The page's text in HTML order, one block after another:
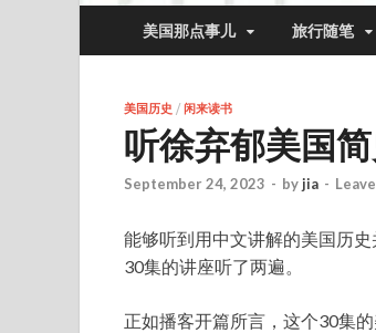
美国那点事儿 旅行随笔
美国历史 / 闲来读书
听徐弃郁美国
September 24, 2023 - by jia -
能够听到用中文讲解的美国历
30集的讲座听了两遍。
正如播客开篇所言，这个30集